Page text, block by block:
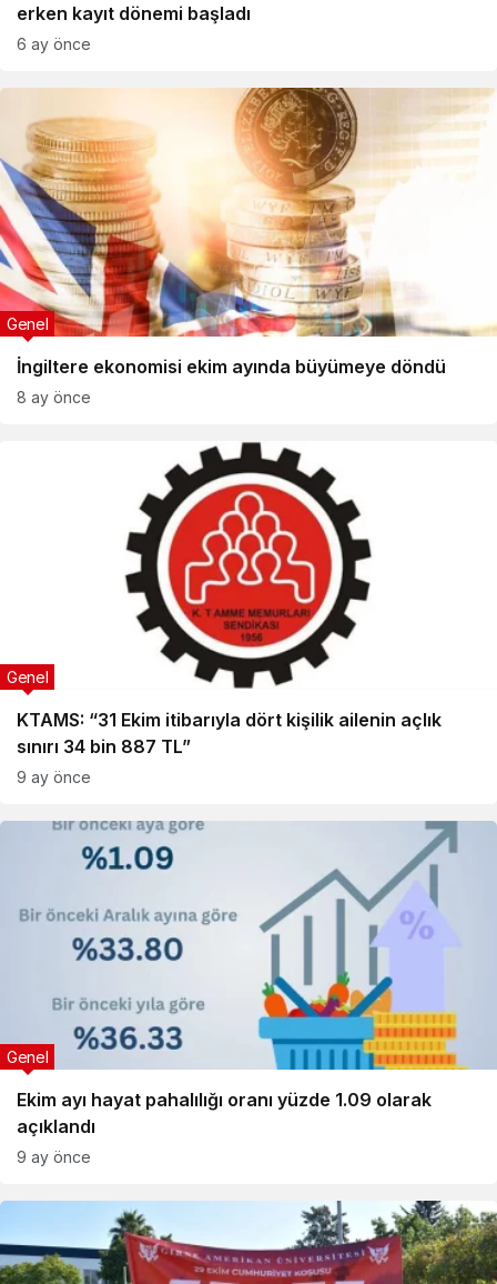
erken kayıt dönemi başladı
6 ay önce
İngiltere ekonomisi ekim ayında büyümeye döndü
Genel
8 ay önce
KTAMS: “31 Ekim itibarıyla dört kişilik ailenin açlık
sınırı 34 bin 887 TL”
Genel
9 ay önce
Ekim ayı hayat pahalılığı oranı yüzde 1.09 olarak
açıklandı
Genel
9 ay önce